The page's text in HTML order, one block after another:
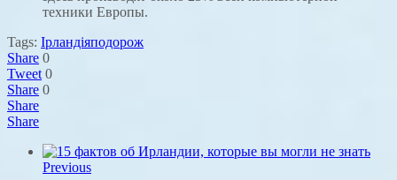
техники Европы.
Tags: Ірландіяподорож
Share 0
Tweet 0
Share 0
Share
Share
Previous